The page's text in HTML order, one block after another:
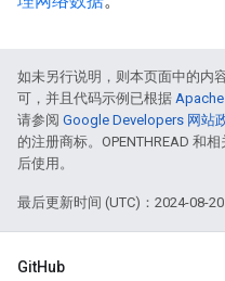
如未另行说明，则本页面中的内
可，并且代码示例已根据
请参阅 Google Developers 网站
的注册商标。OPENTHREAD 和
后使用。
最后更新时间 (UTC)：2024-08-20
GitHub